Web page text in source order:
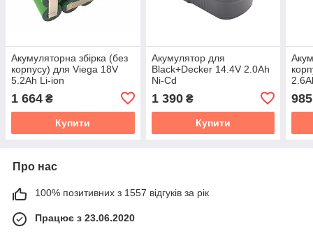
Акумуляторна збірка (без
корпусу) для Viega 18V
5.2Ah Li-ion
1 664 ₴
Купити
Акумулятор для
Black+Decker 14.4V 2.0Ah
Ni-Cd
1 390₴
Купити
985
Про нас
100% позитивних з 1557 відгуків за рік
Працює з 23.06.2020